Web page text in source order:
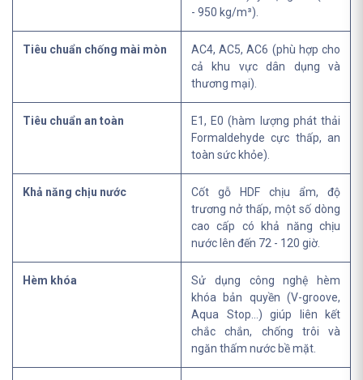
- 950 kg/m³).
Tiêu chuẩn chống mài mòn
AC4, AC5, AC6 (phù hợp cho
cả khu vực dân dụng và
thương mại).
Tiêu chuẩn an toàn
E1, E0 (hàm lượng phát thải
Formaldehyde cực thấp, an
toàn sức khỏe).
Khả năng chịu nước
Cốt gỗ HDF chịu ẩm, độ
trương nở thấp, một số dòng
cao cấp có khả năng chịu
nước lên đến 72 - 120 giờ.
Hèm khóa
Sử dụng công nghệ hèm
khóa bản quyền (V-groove,
Aqua Stop...) giúp liên kết
chắc chắn, chống trôi và
ngăn thấm nước bề mặt.